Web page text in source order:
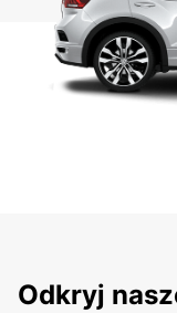
Odkryj